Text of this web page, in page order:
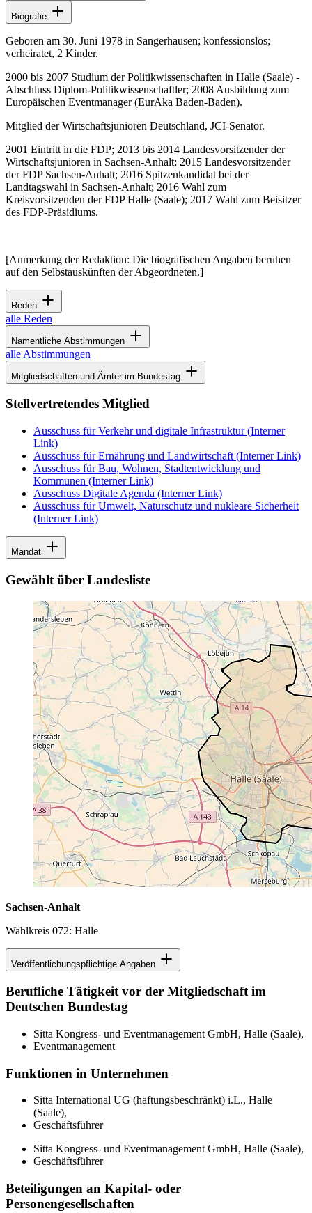
Biografie
Geboren am 30. Juni 1978 in Sangerhausen; konfessionslos;
verheiratet, 2 Kinder.
2000 bis 2007 Studium der Politikwissenschaften in Halle (Saale) -
Abschluss Diplom-Politikwissenschaftler; 2008 Ausbildung zum
Europäischen Eventmanager (EurAka Baden-Baden).
Mitglied der Wirtschaftsjunioren Deutschland, JCI-Senator.
2001 Eintritt in die FDP; 2013 bis 2014 Landesvorsitzender der
Wirtschaftsjunioren in Sachsen-Anhalt; 2015 Landesvorsitzender
der FDP Sachsen-Anhalt; 2016 Spitzenkandidat bei der
Landtagswahl in Sachsen-Anhalt; 2016 Wahl zum
Kreisvorsitzenden der FDP Halle (Saale); 2017 Wahl zum Beisitzer
des FDP-Präsidiums.
[Anmerkung der Redaktion: Die biografischen Angaben beruhen
auf den Selbstauskünften der Abgeordneten.]
Reden
alle Reden
Namentliche Abstimmungen
alle Abstimmungen
Mitgliedschaften und Ämter im Bundestag
Stellvertretendes Mitglied
Ausschuss für Verkehr und digitale Infrastruktur(Interner
Link)
Ausschuss für Ernährung und Landwirtschaft (Interner Link)
Ausschuss für Bau, Wohnen, Stadtentwicklung und
Kommunen (Interner Link)
Ausschuss Digitale Agenda (Interner Link)
Ausschuss für Umwelt, Naturschutz und nukleare Sicherheit
(Interner Link)
Mandat
Gewählt über Landesliste
Sachsen-Anhalt
Wahlkreis 072: Halle
Veröffentlichungspflichtige Angaben
Berufliche Tätigkeit vor der Mitgliedschaft im
Deutschen Bundestag
Sitta Kongress- und Eventmanagement GmbH, Halle (Saale),
Eventmanagement
Funktionen in Unternehmen
Sitta International UG (haftungsbeschränkt) i.L., Halle
(Saale),
Geschäftsführer
Sitta Kongress- und Eventmanagement GmbH, Halle (Saale),
Geschäftsführer
Beteiligungen an Kapital- oder
Personengesellschaften